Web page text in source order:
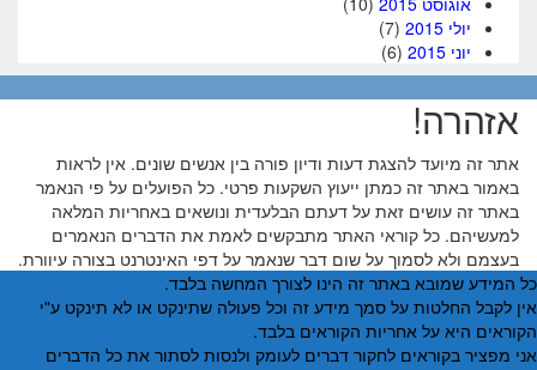
יולי 2015
(7)
יוני 2015
(6)
אזהרה!
אתר זה מיועד להצגת דעות ודיון פורה בין אנשים שונים. אין לראות
באמור באתר זה כמתן ייעוץ השקעות פרטי. כל הפועלים על פי הנאמר
באתר זה עושים זאת על דעתם הבלעדית ונושאים באחריות המלאה
למעשיהם. כל קוראי האתר מתבקשים לאמת את הדברים הנאמרים
בעצמם ולא לסמוך על שום דבר שנאמר על דפי האינטרנט בצורה עיוורת.
המידע שמובא באתר זה הינו לצורך המחשה בלבד.
לקבל החלטות על סמך מידע זה וכל פעולה שתינקט או לא תינקט ע"י
היא על אחריות הקוראים בלבד.
מפציר בקוראים לחקור דברים לעומק ולנסות לסתור את כל הדברים